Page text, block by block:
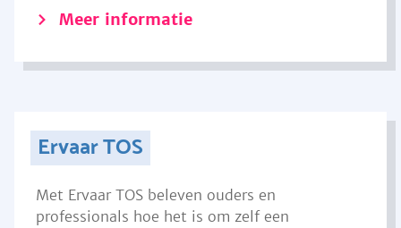
Meer informatie
Ervaar TOS
Met Ervaar TOS beleven ouders en
professionals hoe het is om zelf een